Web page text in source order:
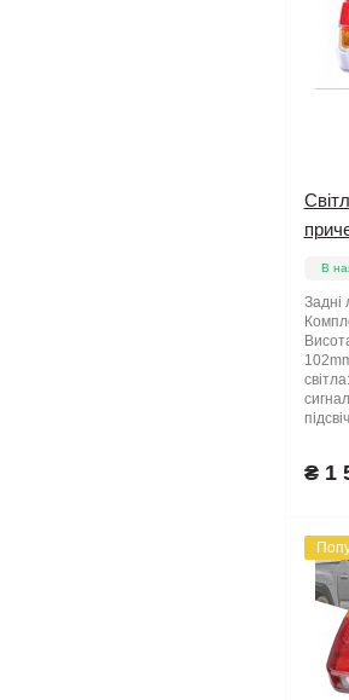
В
Задні
₴ 1